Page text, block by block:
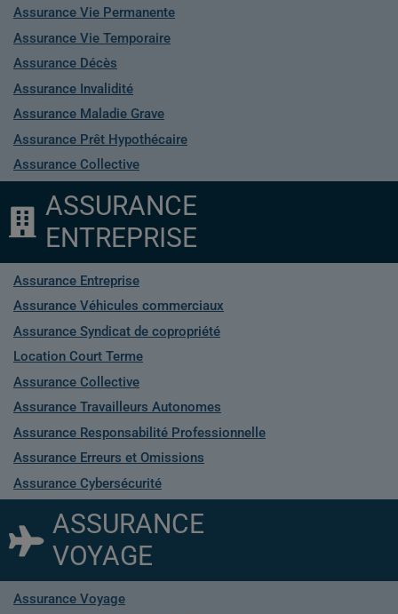
Assurance Vie Permanente
Assurance Vie Temporaire
Assurance Décès
Assurance Invalidité
Assurance Maladie Grave
Assurance Prêt Hypothécaire
Assurance Collective
ASSURANCE
ENTREPRISE
Assurance Entreprise
Assurance Véhicules commerciaux
Assurance Syndicat de copropriété
Location Court Terme
Assurance Collective
Assurance Travailleurs Autonomes
Assurance Responsabilité Professionnelle
Assurance Erreurs et Omissions
Assurance Cybersécurité
ASSURANCE
VOYAGE
Assurance Voyage